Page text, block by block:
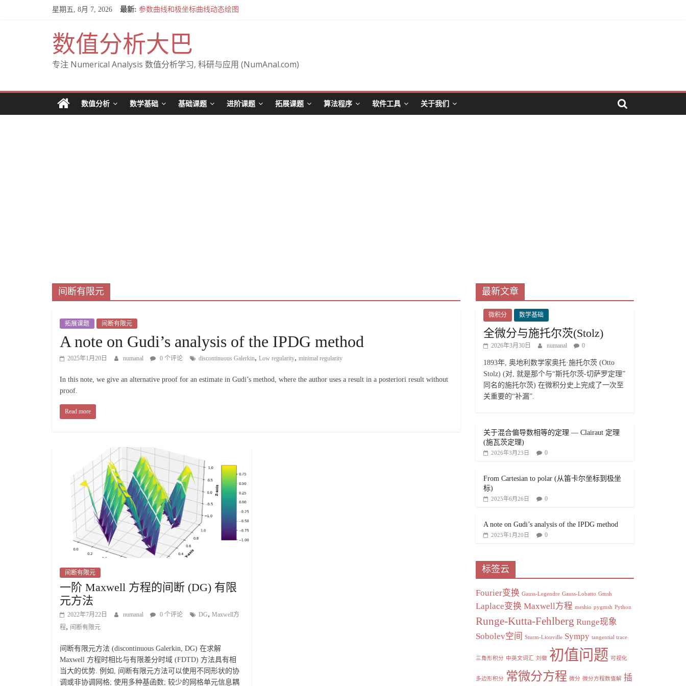
星期五, 8月 7, 2026 最新: 参数曲线和极坐标曲线动态绘图
关于混合偏导数相等的定理 — Clairaut 定理 (施瓦茨定理)
From Cartesian to polar (从笛卡尔坐标到极坐标)
A note on Gudi’s analysis of the IPDG method
数值分析大巴
专注 Numerical Analysis 数值分析学习, 科研与应用 (NumAnal.com)
数值分析 数学基础 基础课题 进阶课题 拓展课题 算法程序 软件工具 关于我们
间断有限元
拓展课题 间断有限元
A note on Gudi’s analysis of the IPDG method
2025年1月20日 numanal 0 个评论 discontinuous Galerkin, Low regularity, minimal regularity
In this note, we give an alternative proof for an estimate in Gudi’s method, where the author uses a result in a posteriori result without
proof.
Read more
间断有限元
一阶 Maxwell 方程的间断 (DG) 有限
元方法
2022年7月22日 numanal 0 个评论 DG, Maxwell方
程, 间断有限元
间断有限元方法 (discontinuous Galerkin, DG) 在求解
Maxwell 方程时相比与有限差分时域 (FDTD) 方法具有相
当大的优势. 例如, 间断有限元方法可以使用不同形状的协
调或非协调网格; 使用多种基函数; 较少的网格单元信息耦
最新文章
微积分 数学基础
全微分与施托尔茨(Stolz)
2026年3月30日 numanal 0
1893年, 奥地利数学家奥托·施托尔茨 (Otto
Stolz) (对, 就是那个与“斯托尔茨-切萨罗定理”
同名的施托尔茨) 在微积分史上完成了一次至
关重要的“补漏”.
关于混合偏导数相等的定理 — Clairaut 定理
(施瓦茨定理)
2026年3月23日 0
From Cartesian to polar (从笛卡尔坐标到极坐
标)
2025年6月26日 0
A note on Gudi’s analysis of the IPDG method
2025年1月20日 0
标签云
Fourier变换 Gauss-Legendre Gauss-Lobatto Gmsh
Laplace变换 Maxwell方程 meshio pygmsh Python
Runge-Kutta-Fehlberg Runge现象
Sobolev空间
Sturm-Liouville Sympy tangential trace
三角形积分 中英文词汇 刘徽 初值问题 可视化
多边形积分 常微分方程 微分 微分方程数值解 插